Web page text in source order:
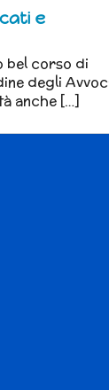
e
bel corso di
degli
anche […]